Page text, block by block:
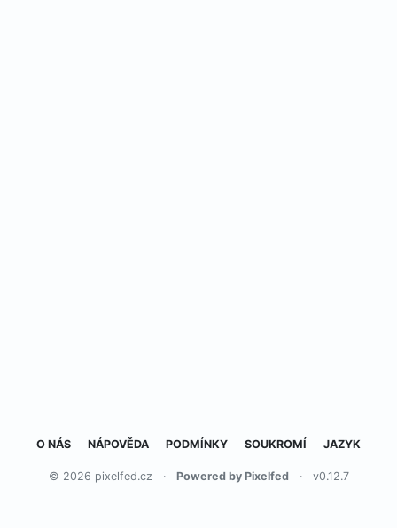
O NÁS NÁPOVĚDA PODMÍNKY SOUKROMÍ JAZYK
© 2026 pixelfed.cz · Powered by Pixelfed · v0.12.7